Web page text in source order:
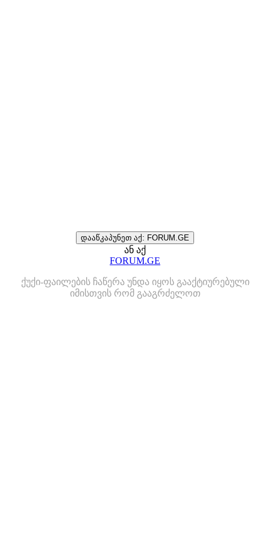
დააწკაპუნეთ აქ: FORUM.GE
ან აქ
FORUM.GE
ქუქი-ფაილების ჩაწერა უნდა იყოს გააქტიურებული
იმისთვის რომ გააგრძელოთ